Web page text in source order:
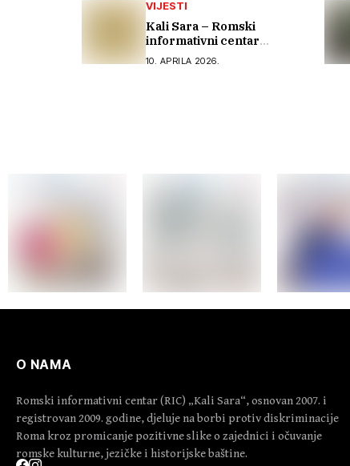
VIJESTI
Kali Sara – Romski
informativni centar
postao članica ERIAC-a
10. APRILA 2026.
O NAMA
Romski informativni centar (RIC) „Kali Sara“, osnovan 2007. i
registrovan 2009. godine, djeluje na borbi protiv diskriminacije
Roma kroz promicanje pozitivne slike o zajednici i očuvanje
romske kulturne, jezičke i historijske baštine.